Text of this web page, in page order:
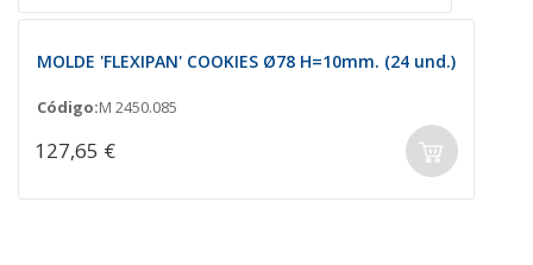
MOLDE 'FLEXIPAN' COOKIES Ø78 H=10mm. (24 und.)
Código:M 2450.085
127,65 €